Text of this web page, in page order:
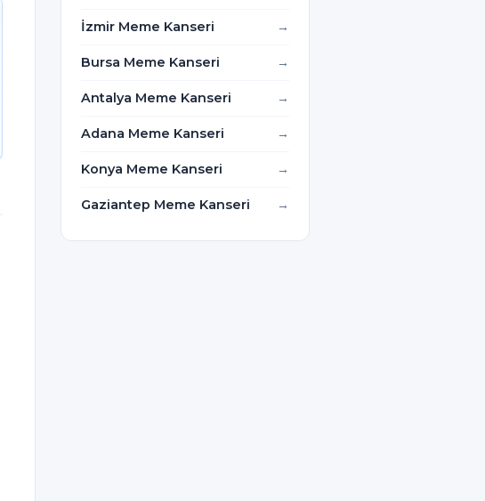
İzmir Meme Kanseri
Bursa Meme Kanseri
Antalya Meme Kanseri
Adana Meme Kanseri
Konya Meme Kanseri
Gaziantep Meme Kanseri